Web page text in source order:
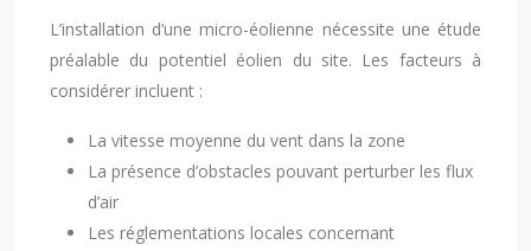
L’installation d’une micro-éolienne nécessite une étude
préalable du potentiel éolien du site. Les facteurs à
considérer incluent :
La vitesse moyenne du vent dans la zone
La présence d’obstacles pouvant perturber les flux
d’air
Les réglementations locales concernant